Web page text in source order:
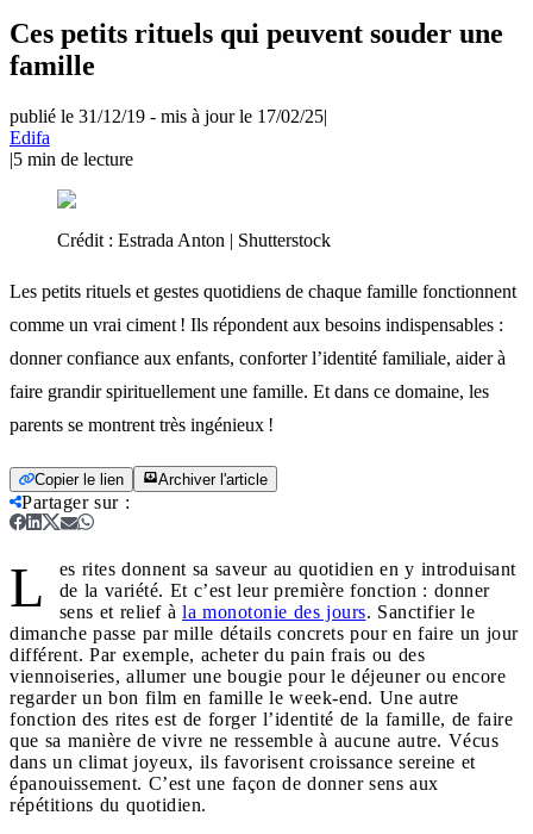
Ces petits rituels qui peuvent souder une
famille
publié le 31/12/19 - mis à jour le 17/02/25|
Edifa
|5 min de lecture
Crédit : Estrada Anton | Shutterstock
Les petits rituels et gestes quotidiens de chaque famille fonctionnent
comme un vrai ciment ! Ils répondent aux besoins indispensables :
donner confiance aux enfants, conforter l’identité familiale, aider à
faire grandir spirituellement une famille. Et dans ce domaine, les
parents se montrent très ingénieux !
Copier le lien Archiver l'article
Partager sur:
L
es rites donnent sa saveur au quotidien en y introduisant
de la variété. Et c’est leur première fonction : donner
sens et relief à la monotonie des jours. Sanctifier le
dimanche passe par mille détails concrets pour en faire un jour
différent. Par exemple, acheter du pain frais ou des
viennoiseries, allumer une bougie pour le déjeuner ou encore
regarder un bon film en famille le week-end. Une autre
fonction des rites est de forger l’identité de la famille, de faire
que sa manière de vivre ne ressemble à aucune autre. Vécus
dans un climat joyeux, ils favorisent croissance sereine et
épanouissement. C’est une façon de donner sens aux
répétitions du quotidien.